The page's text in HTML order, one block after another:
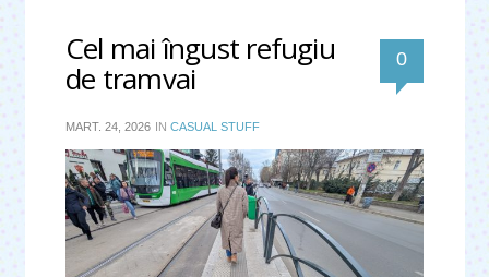
Cel mai îngust refugiu
de tramvai 0
MART. 24, 2026 IN CASUAL STUFF